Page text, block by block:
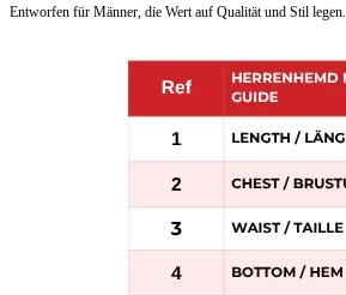
Entworfen für Männer, die Wert auf Qualität und Stil legen.